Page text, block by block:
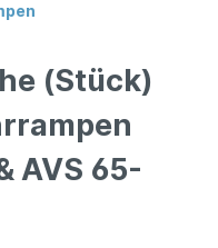
(Stück)
AVS 65-